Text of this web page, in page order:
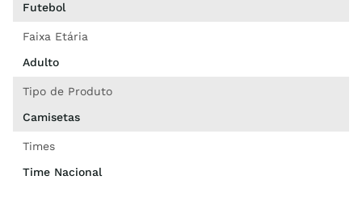
Futebol
Faixa Etária
Adulto
Tipo de Produto
Camisetas
Times
Time Nacional